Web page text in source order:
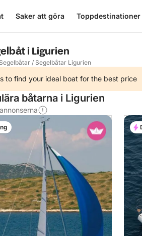
Saker att göra Toppdestinationer
i Ligurien
Segelbåtar / Segelbåtar Ligurien
to find your ideal boat for the best price
båtarna i Ligurien